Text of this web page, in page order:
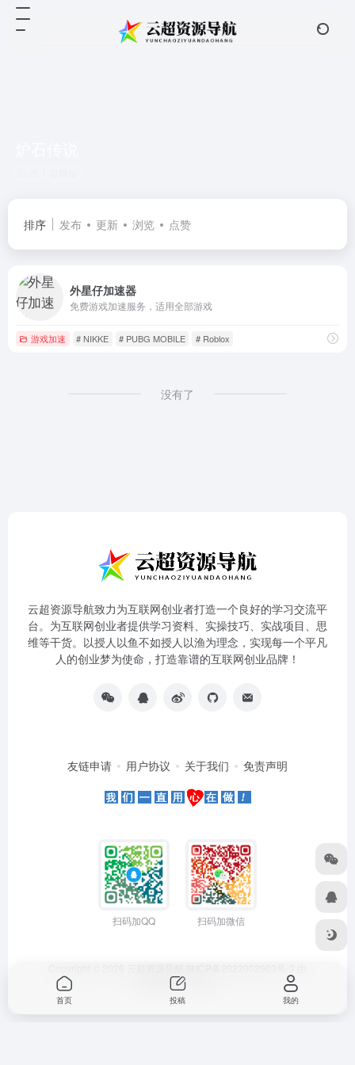
排序 发布 更新 浏览 点赞
外星仔加速器
免费游戏加速服务，适用全部游戏
游戏加速 # NIKKE # PUBG MOBILE # Roblox
没有了
云超资源导航致力为互联网创业者打造一个良好的学习交流平
台。为互联网创业者提供学习资料、实操技巧、实战项目、思
维等干货。以授人以鱼不如授人以渔为理念，实现每一个平凡
人的创业梦为使命，打造靠谱的互联网创业品牌！
友链申请 用户协议 关于我们 免责声明
扫码加QQ 扫码加微信
OneNav强力驱动
首页 投稿 我的